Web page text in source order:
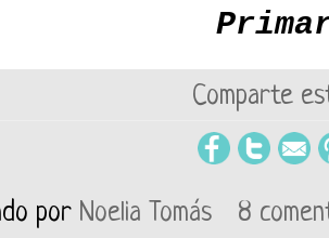
Comparte
por Noelia Tomás
8